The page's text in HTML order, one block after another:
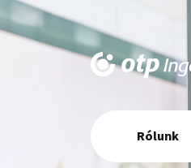
Elsődleges
navigáció
Rólunk